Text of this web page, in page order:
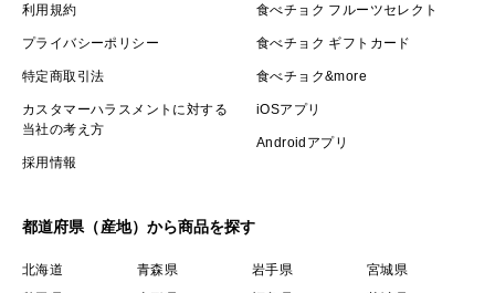
利用規約
プライバシーポリシー
特定商取引法
カスタマーハラスメントに対する
当社の考え方
採用情報
食べチョク フルーツセレクト
食べチョク ギフトカード
食べチョク&more
iOSアプリ
Androidアプリ
都道府県（産地）から商品を探す
北海道 青森県 岩手県
宮城県